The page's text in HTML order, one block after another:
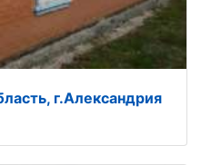
г.Александрия